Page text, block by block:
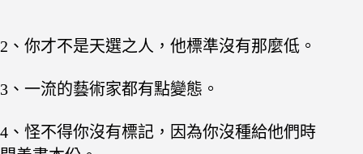
2、你才不是天選之人，他標準沒有那麼低。
3、一流的藝術家都有點變態。
4、怪不得你沒有標記，因為你沒種給他們時